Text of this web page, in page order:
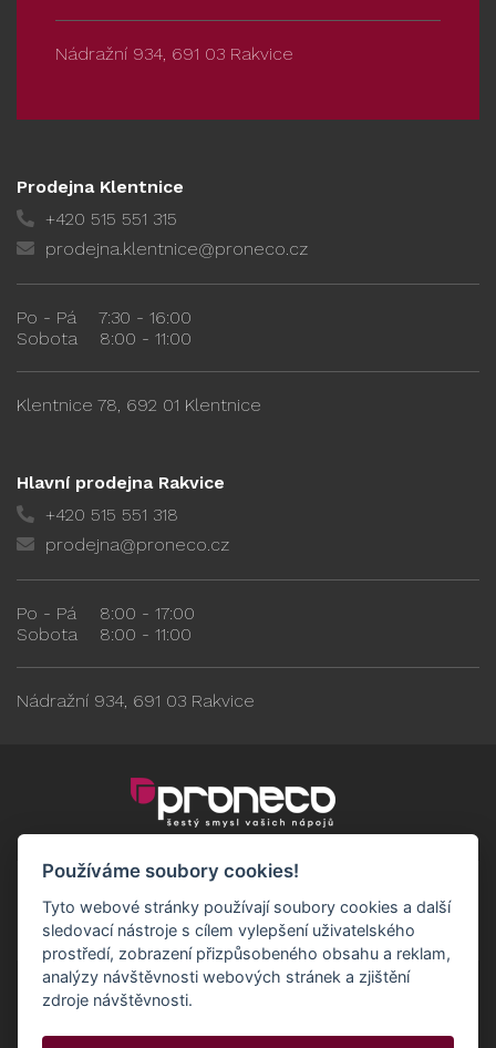
Nádražní 934, 691 03 Rakvice
Prodejna Klentnice
+420 515 551 315
prodejna.klentnice@proneco.cz
Po - Pá
7:30 - 16:00
Sobota
8:00 - 11:00
Klentnice 78, 692 01 Klentnice
Hlavní prodejna Rakvice
+420 515 551 318
prodejna@proneco.cz
Po - Pá
8:00 - 17:00
Sobota
8:00 - 11:00
Nádražní 934, 691 03 Rakvice
Používáme soubory cookies!
Tyto webové stránky používají soubory cookies a další
sledovací nástroje s cílem vylepšení uživatelského
prostředí, zobrazení přizpůsobeného obsahu a reklam,
analýzy návštěvnosti webových stránek a zjištění
zdroje návštěvnosti.